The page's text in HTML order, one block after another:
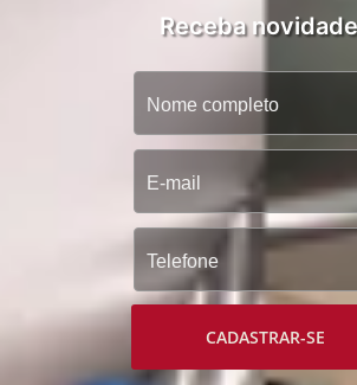
Receba
CADASTRAR-SE